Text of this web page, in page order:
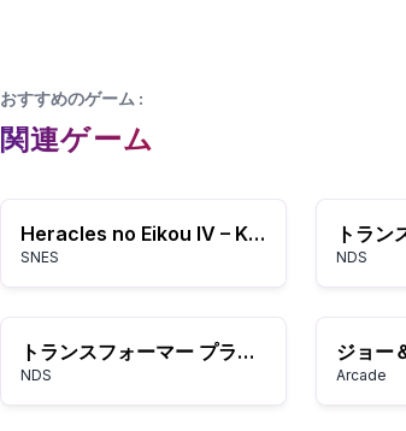
おすすめのゲーム :
関連ゲーム
Heracles no Eikou IV – Kamigami kara no Okurimono
SNES NDS
トランスフォーマー プライム
NDS Arcade